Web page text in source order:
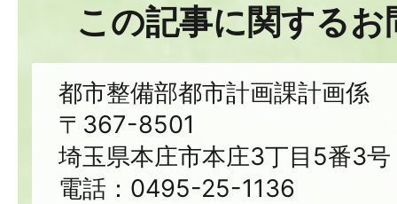
この記事に関する
都市整備部都市計画課計画係
〒367-8501
埼玉県本庄市本庄3丁目5番3号
電話：0495-25-1136